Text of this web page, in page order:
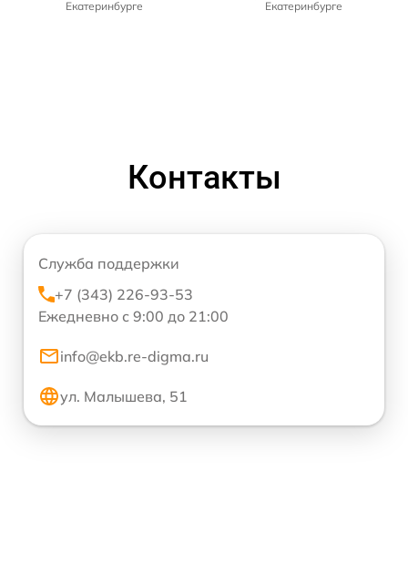
Екатеринбурге
Екатеринбурге
Контакты
Служба поддержки
+7 (343) 226-93-53
Ежедневно с 9:00 до 21:00
info@ekb.re-digma.ru
ул. Малышева, 51